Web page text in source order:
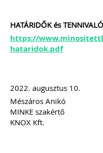
HATÁRIDŐK és
https://
hataridok.pdf
2022. augusztus 10.
Mészáros Anikó
MINKE szakértő
KNOX Kft.